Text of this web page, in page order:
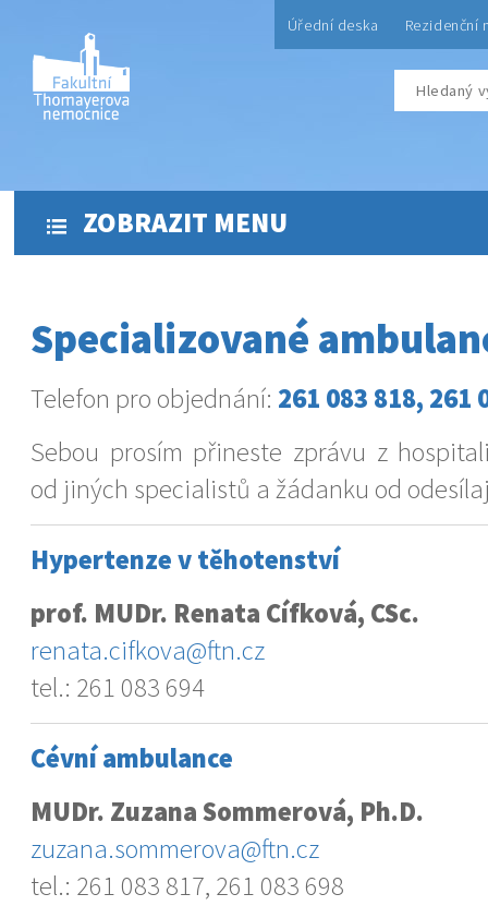
Úřední deska Rezidenční
ZOBRAZIT MENU
Specializované
Telefon pro objednání: 261 083 818, 261
Sebou prosím přineste zprávu z
od jiných specialistů a žádanku od
Hypertenze v těhotenství
prof. MUDr. Renata Cífková, CSc.
renata.cifkova@ftn.cz
tel.: 261 083 694
Cévní ambulance
MUDr. Zuzana Sommerová, Ph.D.
zuzana.sommerova@ftn.cz
tel.: 261 083 817, 261 083 698